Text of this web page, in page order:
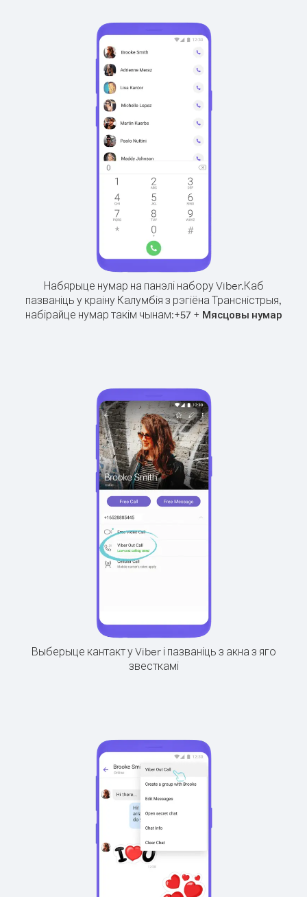
Набярыце нумар на панэлі набору Viber.Каб
пазваніць у краіну Калумбія з рэгіёна Трансністрыя,
набірайце нумар такім чынам:+57+ Мясцовы нумар
Выберыце кантакт у Viber і пазваніць з акна з яго
звесткамі